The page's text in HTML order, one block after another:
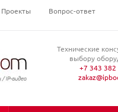
Проекты Вопрос-ответ
Технические
выбору
+7 343 382